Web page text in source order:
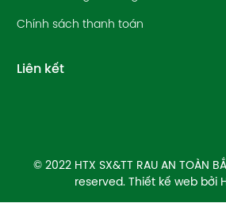
Chính sách thanh toán
Liên kết
© 2022 HTX SX&TT RAU AN TOÀN
reserved. Thiết kế web bởi